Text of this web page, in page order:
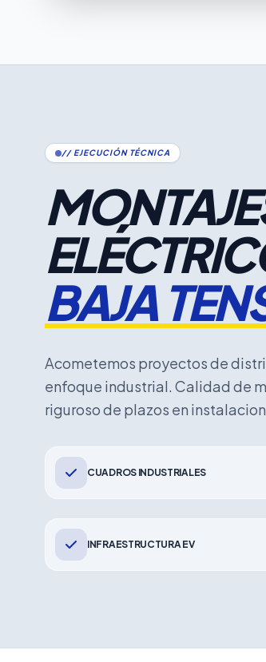
// EJECUCIÓN TÉCNICA
BAJA
Acometemos proyectos de
enfoque industrial. Calidad de
riguroso de plazos en
CUADROS INDUSTRIALES
INFRAESTRUCTURA EV